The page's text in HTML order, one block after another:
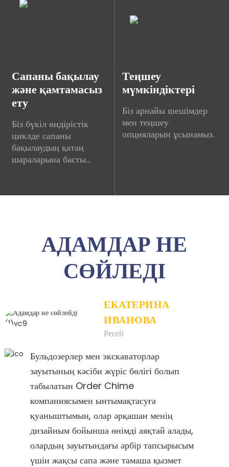
Сапаны бақылау
және қамтамасыз
ету
Біз бүкіл өндірістік
циклде сапаны
бақылаудың қатаң
шараларына басты
Теңшеу
мүмкіндіктері
Біз арнайы шешімдер
мен теңшеу
опцияларын ұсынамыз.
АДАМДАР НЕ
СӨЙЛЕДІ
ЕКАТЕРИНА
ИВАНОВА
Ресей
Бульдозерлер мен экскаваторлар
зауытының кәсіби жүріс бөлігі болып
табылатын Order Chime
компаниясымен ынтымақтасуға
қуаныштымын, олар әрқашан менің
дизайным бойынша өнімді аяқтай алады,
олардың зауытындағы әрбір тапсырысым
үшін жақсы сапа және тамаша қызмет